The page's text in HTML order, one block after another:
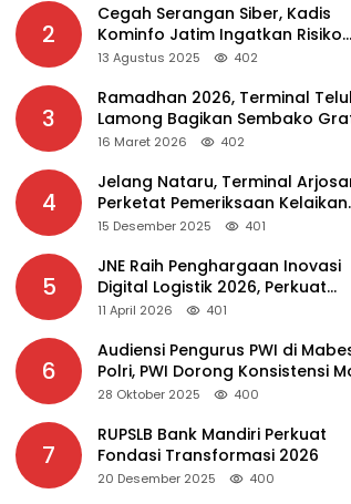
2
Cegah Serangan Siber, Kadis
Kominfo Jatim Ingatkan Risiko
Malware dari Aplikasi Bajakan
13 Agustus 2025 402
3
Ramadhan 2026, Terminal
Lamong Bagikan Sembako
dan Takjil untuk Masyarakat
16 Maret 2026 402
4
Jelang Nataru, Terminal
Perketat Pemeriksaan Kelaikan
Bus
15 Desember 2025 401
5
JNE Raih Penghargaan Inovasi
Digital Logistik 2026, Perkuat
Transformasi Layanan
11 April 2026 401
6
Audiensi Pengurus PWI di
Polri, PWI Dorong Konsistensi
Dewan Pers – Polri
28 Oktober 2025 400
7
RUPSLB Bank Mandiri Perkuat
Fondasi Transformasi 2026
20 Desember 2025 400